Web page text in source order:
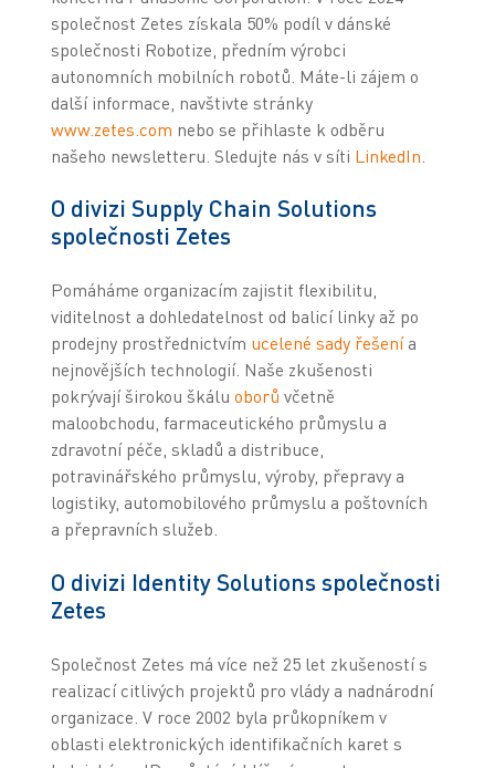
společnost Zetes získala 50% podíl v dánské
společnosti Robotize, předním výrobci
autonomních mobilních robotů. Máte-li zájem o
další informace, navštivte stránky
www.zetes.com nebo se přihlaste k odběru
našeho newsletteru. Sledujte nás v síti LinkedIn.
O divizi Supply Chain Solutions
společnosti Zetes
Pomáháme organizacím zajistit flexibilitu,
viditelnost a dohledatelnost od balicí linky až po
prodejny prostřednictvím ucelené sady řešenía
nejnovějších technologií. Naše zkušenosti
pokrývají širokou škálu oborů včetně
maloobchodu, farmaceutického průmyslu a
zdravotní péče, skladů a distribuce,
potravinářského průmyslu, výroby, přepravy a
logistiky, automobilového průmyslu a poštovních
a přepravních služeb.
O divizi Identity Solutions společnosti
Zetes
Společnost Zetes má více než 25 let zkušeností s
realizací citlivých projektů pro vlády a nadnárodní
organizace. V roce 2002 byla průkopníkem v
oblasti elektronických identifikačních karet s